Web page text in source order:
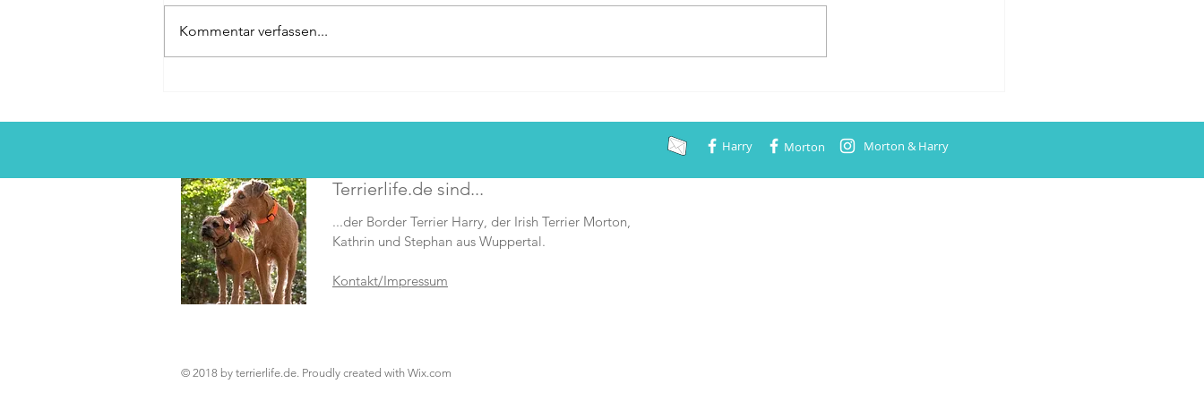
stattfand, haben...
Kommentar verfassen...
Harry Morton Morton & Harry
Terrierlife.de sind...
...der Border Terrier Harry, der Irish Terrier Morton,
Kathrin und Stephan aus Wuppertal.
Kontakt/Impressum
© 2018 by terrierlife.de. Proudly created with Wix.com